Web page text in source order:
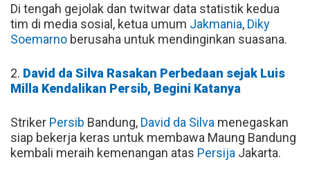
Di tengah gejolak dan twitwar data statistik kedua
tim di media sosial, ketua umum Jakmania, Diky
Soemarno berusaha untuk mendinginkan suasana.
2. David da Silva Rasakan Perbedaan sejak Luis
Milla Kendalikan Persib, Begini Katanya
Striker Persib Bandung, David da Silva menegaskan
siap bekerja keras untuk membawa Maung Bandung
kembali meraih kemenangan atas Persija Jakarta.